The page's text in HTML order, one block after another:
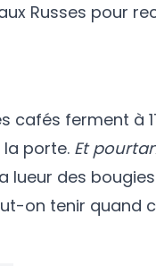
Russes pour
cafés ferment à
la porte. Et
des
on tenir quand